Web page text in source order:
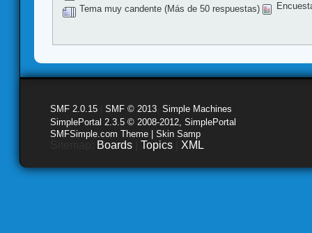
Tema muy candente (Más de 50 respuestas)
SMF 2.0.15 SMF © 2013 Simple Machines
SimplePortal 2.3.5 © 2008-2012, SimplePortal
SMFSimple.com Theme | Skin Samp
Boards Topics XML